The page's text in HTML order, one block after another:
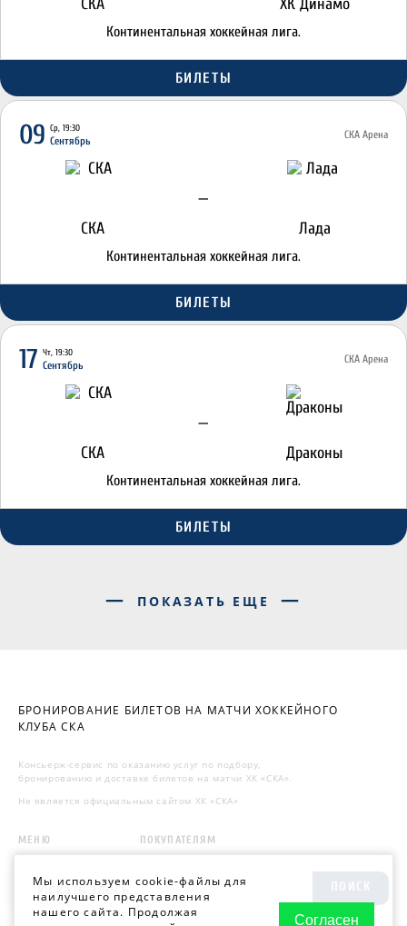
Мы используем cookie-файлы для
наилучшего представления
нашего сайта. Продолжая
Согласен
Континентальная хоккейная лига.
БИЛЕТЫ
09 Ср, 19:30
Сентябрь СКА Арена
СКА
—
Лада
Континентальная хоккейная лига.
БИЛЕТЫ
17 Чт, 19:30
Сентябрь СКА Арена
СКА
—
Драконы
Континентальная хоккейная лига.
БИЛЕТЫ
ПОКАЗАТЬ ЕЩЕ
БРОНИРОВАНИЕ БИЛЕТОВ НА МАТЧИ ХОККЕЙНОГО
КЛУБА СКА
Консьерж-сервис по оказанию услуг по подбору,
бронированию и доставке билетов на матчи ХК «СКА».
Не является официальным сайтом ХК «СКА»
МЕНЮ ПОКУПАТЕЛЯМ
ПОИСК